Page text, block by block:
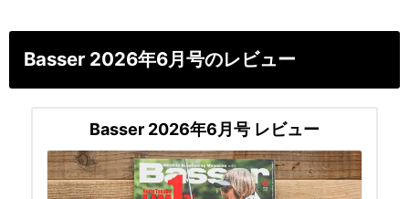
Basser 2026年6月号のレビュー
Basser 2026年6月号 レビュー